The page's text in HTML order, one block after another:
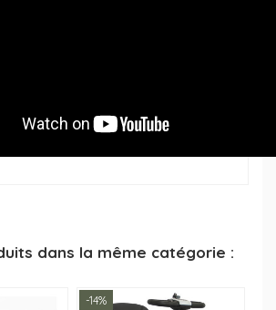
dans la même catégorie :
-14%